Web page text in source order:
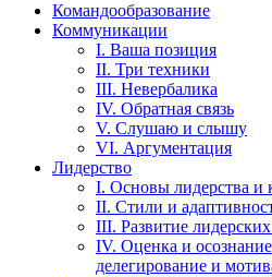
Командообразование
Коммуникации
I. Ваша позиция
II. Три техники
III. Невербалика
IV. Обратная связь
V. Слушаю и слышу
VI. Аргументация
Лидерство
I. Основы лидерства и
II. Стили и
III. Развитие
IV. Оценка и
делегирование и